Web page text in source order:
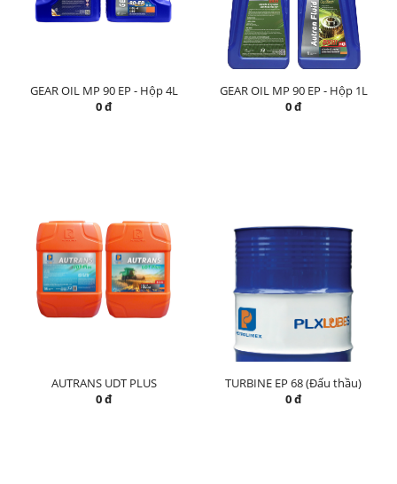
GEAR OIL MP 90 EP - Hộp 4L
0 đ
GEAR OIL MP 90 EP - Hộp 1L
0 đ
AUTRANS UDT PLUS
0 đ
TURBINE EP 68 (Đấu thầu)
0 đ